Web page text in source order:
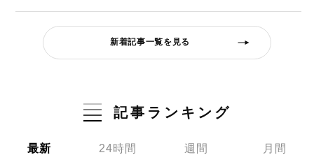
新着記事一覧を見る
記事ランキング
最新 24時間 週間 月間